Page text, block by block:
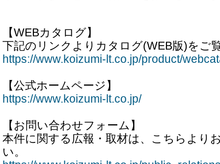
【WEBカタログ】
下記のリンクよりカタログ(WEB版)をご
https://www.koizumi-lt.co.jp/product/
【公式ホームページ】
https://www.koizumi-lt.co.jp/
【お問い合わせフォーム】
本件に関する広報・取材は、こちらより
い。